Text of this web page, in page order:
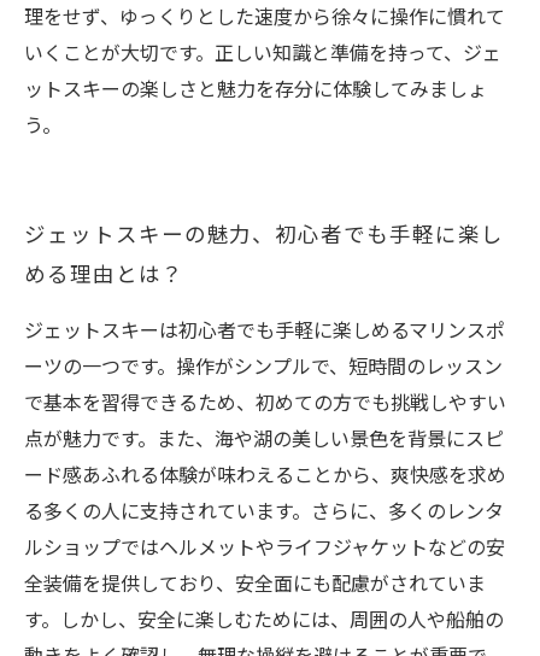
理をせず、ゆっくりとした速度から徐々に操作に慣れて
いくことが大切です。正しい知識と準備を持って、ジェ
ットスキーの楽しさと魅力を存分に体験してみましょ
う。
ジェットスキーの魅力、初心者でも手軽に楽し
める理由とは？
ジェットスキーは初心者でも手軽に楽しめるマリンスポ
ーツの一つです。操作がシンプルで、短時間のレッスン
で基本を習得できるため、初めての方でも挑戦しやすい
点が魅力です。また、海や湖の美しい景色を背景にスピ
ード感あふれる体験が味わえることから、爽快感を求め
る多くの人に支持されています。さらに、多くのレンタ
ルショップではヘルメットやライフジャケットなどの安
全装備を提供しており、安全面にも配慮がされていま
す。しかし、安全に楽しむためには、周囲の人や船舶の